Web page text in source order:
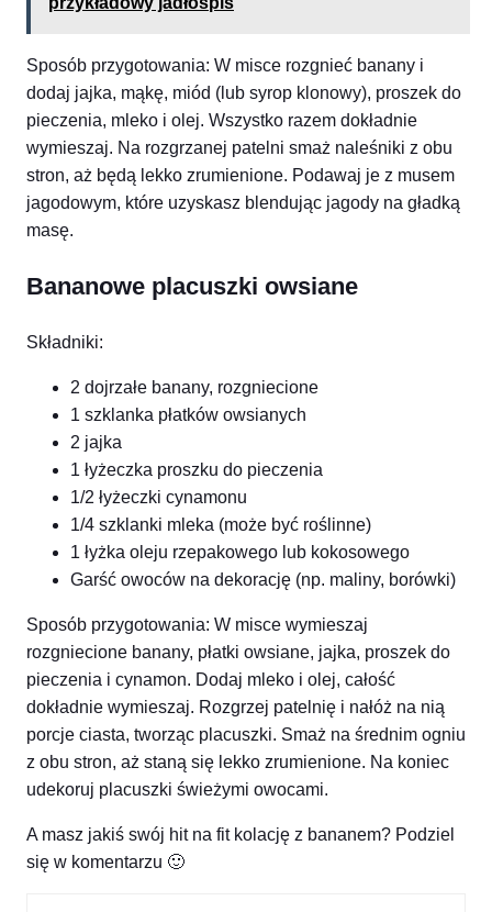
Sposób przygotowania: W misce rozgnieć banany i
dodaj jajka, mąkę, miód (lub syrop klonowy), proszek do
pieczenia, mleko i olej. Wszystko razem dokładnie
wymieszaj. Na rozgrzanej patelni smaż naleśniki z obu
stron, aż będą lekko zrumienione. Podawaj je z musem
jagodowym, które uzyskasz blendując jagody na gładką
masę.
Bananowe placuszki owsiane
Składniki:
2 dojrzałe banany, rozgniecione
1 szklanka płatków owsianych
2 jajka
1 łyżeczka proszku do pieczenia
1/2 łyżeczki cynamonu
1/4 szklanki mleka (może być roślinne)
1 łyżka oleju rzepakowego lub kokosowego
Garść owoców na dekorację (np. maliny, borówki)
Sposób przygotowania: W misce wymieszaj
rozgniecione banany, płatki owsiane, jajka, proszek do
pieczenia i cynamon. Dodaj mleko i olej, całość
dokładnie wymieszaj. Rozgrzej patelnię i nałóż na nią
porcje ciasta, tworząc placuszki. Smaż na średnim ogniu
z obu stron, aż staną się lekko zrumienione. Na koniec
udekoruj placuszki świeżymi owocami.
A masz jakiś swój hit na fit kolację z bananem? Podziel
się w komentarzu 🙂